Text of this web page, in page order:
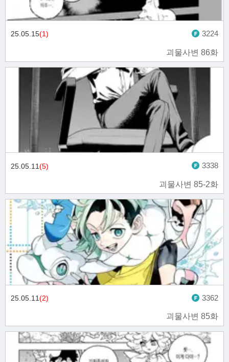
괴물사변 86화
25.05.15(1) 3224
괴물사변 85-2화
25.05.11(5) 3338
괴물사변 85화
25.05.11(2) 3362